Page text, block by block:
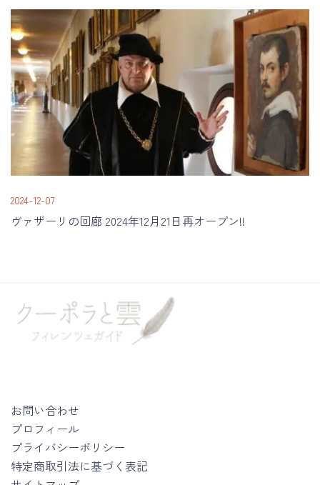
2024-12-07
ヴァザーリの回廊 2024年12月21日再オープン!!
お問い合わせ
プロフィール
プライバシーポリシー
特定商取引法に基づく表記